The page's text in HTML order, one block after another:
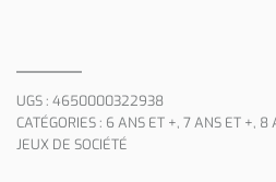
UGS : 4650000322938
CATÉGORIES : 6 ANS ET +, 7 ANS ET +, 8
JEUX DE SOCIÉTÉ